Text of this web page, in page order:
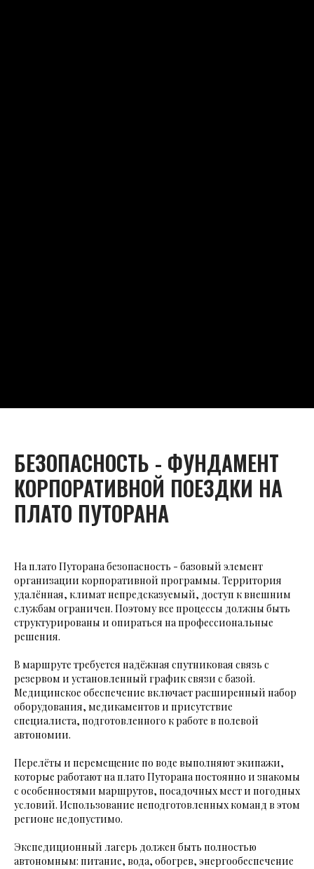
БЕЗОПАСНОСТЬ - ФУНДАМЕНТ
КОРПОРАТИВНОЙ ПОЕЗДКИ НА
ПЛАТО ПУТОРАНА
На плато Путорана безопасность - базовый элемент
организации корпоративной программы. Территория
удалённая, климат непредсказуемый, доступ к внешним
службам ограничен. Поэтому все процессы должны быть
структурированы и опираться на профессиональные
решения.
В маршруте требуется надёжная спутниковая связь с
резервом и установленный график связи с базой.
Медицинское обеспечение включает расширенный набор
оборудования, медикаментов и присутствие
специалиста, подготовленного к работе в полевой
автономии.
Перелёты и перемещение по воде выполняют экипажи,
которые работают на плато Путорана постоянно и знакомы
с особенностями маршрутов, посадочных мест и погодных
условий. Использование неподготовленных команд в этом
регионе недопустимо.
Экспедиционный лагерь должен быть полностью
автономным: питание, вода, обогрев, энергообеспечение